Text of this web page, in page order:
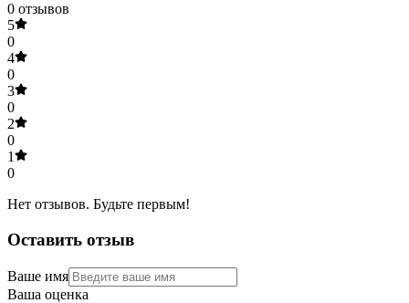
0 отзывов
5
0
4
0
3
0
2
0
1
0
Нет отзывов. Будьте первым!
Оставить отзыв
Ваше имя
Ваша оценка